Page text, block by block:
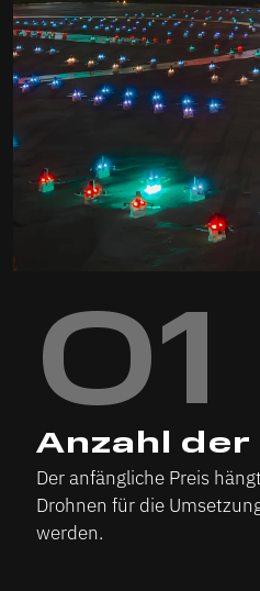
01
Anzahl der
Der anfängliche Preis
Drohnen für die
werden.